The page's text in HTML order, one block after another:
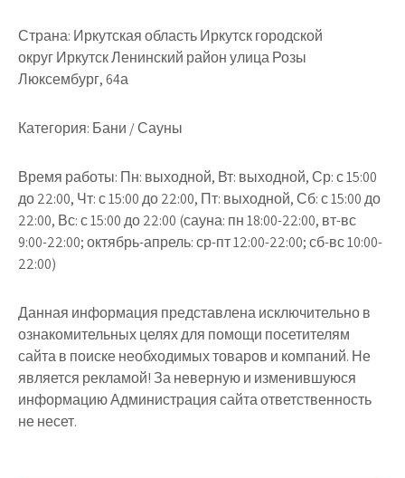
Страна: Иркутская область Иркутск городской
округ Иркутск Ленинский район улица Розы
Люксембург, 64а
Категория: Бани / Сауны
Время работы: Пн: выходной, Вт: выходной, Ср: с 15:00
до 22:00, Чт: с 15:00 до 22:00, Пт: выходной, Сб: с 15:00 до
22:00, Вс: с 15:00 до 22:00 (сауна: пн 18:00-22:00, вт-вс
9:00-22:00; октябрь-апрель: ср-пт 12:00-22:00; сб-вс 10:00-
22:00)
Данная информация представлена исключительно в
ознакомительных целях для помощи посетителям
сайта в поиске необходимых товаров и компаний. Не
является рекламой! За неверную и изменившуюся
информацию Администрация сайта ответственность
не несет.